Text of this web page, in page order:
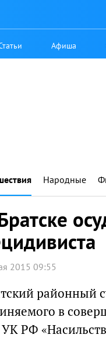
Афиша
Народные
2015 09:55
районный
в
УК РФ